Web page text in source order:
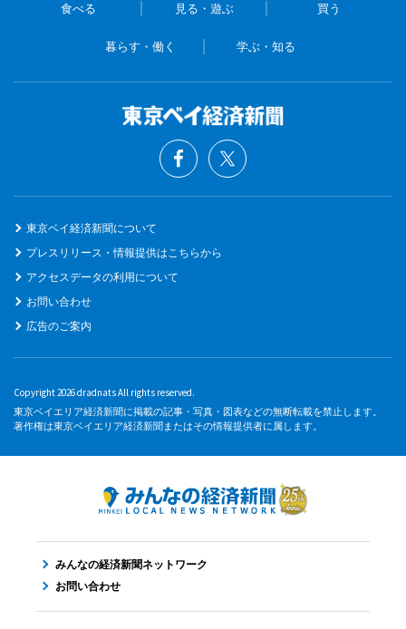
食べる 見る・遊ぶ 買う
暮らす・働く 学ぶ・知る
東京ベイ経済新聞について
プレスリリース・情報提供はこちらから
アクセスデータの利用について
お問い合わせ
広告のご案内
Copyright 2026 dradnats All rights reserved.
東京ベイエリア経済新聞に掲載の記事・写真・図表などの無断転載を禁止します。
著作権は東京ベイエリア経済新聞またはその情報提供者に属します。
みんなの経済新聞ネットワーク
お問い合わせ